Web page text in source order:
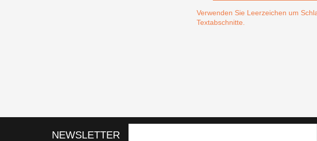
Verwenden Sie Leerzeichen um
Textabschnitte.
NEWSLETTER